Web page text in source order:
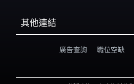
其他連結
廣告查詢 職位空缺